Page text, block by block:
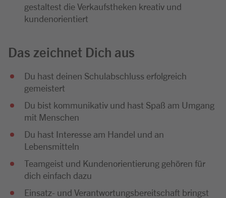
gestaltest die Verkaufstheken kreativ und
kundenorientiert
Das zeichnet Dich aus
Du hast deinen Schulabschluss erfolgreich
gemeistert
Du bist kommunikativ und hast Spaß am Umgang
mit Menschen
Du hast Interesse am Handel und an
Lebensmitteln
Teamgeist und Kundenorientierung gehören für
dich einfach dazu
Einsatz- und Verantwortungsbereitschaft bringst